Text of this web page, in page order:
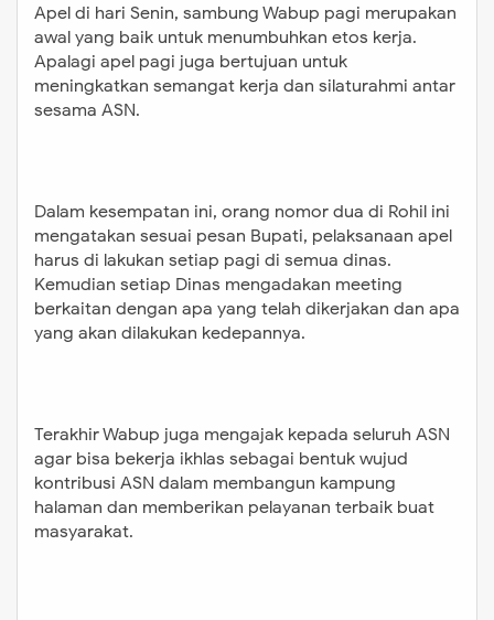
Apel di hari Senin, sambung Wabup pagi merupakan
awal yang baik untuk menumbuhkan etos kerja.
Apalagi apel pagi juga bertujuan untuk
meningkatkan semangat kerja dan silaturahmi antar
sesama ASN.
Dalam kesempatan ini, orang nomor dua di Rohil ini
mengatakan sesuai pesan Bupati, pelaksanaan apel
harus di lakukan setiap pagi di semua dinas.
Kemudian setiap Dinas mengadakan meeting
berkaitan dengan apa yang telah dikerjakan dan apa
yang akan dilakukan kedepannya.
Terakhir Wabup juga mengajak kepada seluruh ASN
agar bisa bekerja ikhlas sebagai bentuk wujud
kontribusi ASN dalam membangun kampung
halaman dan memberikan pelayanan terbaik buat
masyarakat.